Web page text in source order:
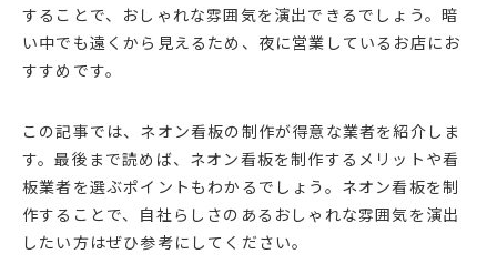
することで、おしゃれな雰囲気を演出できるでしょう。暗
い中でも遠くから見えるため、夜に営業しているお店にお
すすめです。
この記事では、ネオン看板の制作が得意な業者を紹介しま
す。最後まで読めば、ネオン看板を制作するメリットや看
板業者を選ぶポイントもわかるでしょう。ネオン看板を制
作することで、自社らしさのあるおしゃれな雰囲気を演出
したい方はぜひ参考にしてください。